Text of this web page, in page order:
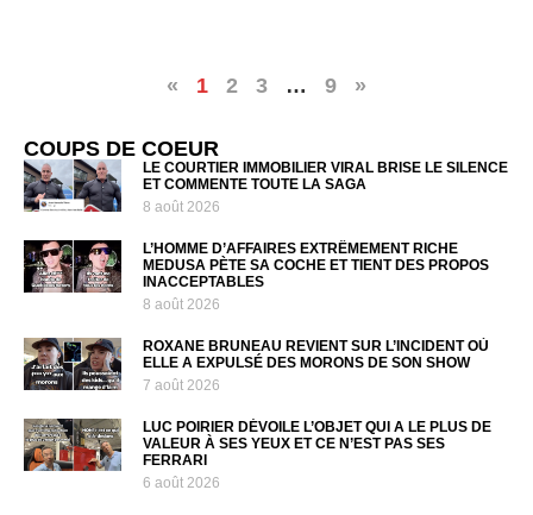
« 1 2 3 … 9 »
COUPS DE COEUR
LE COURTIER IMMOBILIER VIRAL BRISE LE SILENCE
ET COMMENTE TOUTE LA SAGA
8 août 2026
L’HOMME D’AFFAIRES EXTRÊMEMENT RICHE
MEDUSA PÈTE SA COCHE ET TIENT DES PROPOS
INACCEPTABLES
8 août 2026
ROXANE BRUNEAU REVIENT SUR L’INCIDENT OÙ
ELLE A EXPULSÉ DES MORONS DE SON SHOW
7 août 2026
LUC POIRIER DÉVOILE L’OBJET QUI A LE PLUS DE
VALEUR À SES YEUX ET CE N’EST PAS SES
FERRARI
6 août 2026